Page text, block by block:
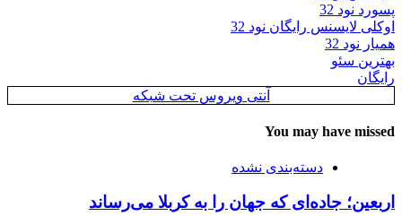
پسورد نود 32
اوکلی لایسنس رایگان نود 32
همیار نود 32
بهترین سئو
رایگان
آنتی ویروس تحت شبکه
You may have missed
دسته‌بندی نشده
اربعین؛ جاده‌ای که جهان را به کربلا می‌رساند